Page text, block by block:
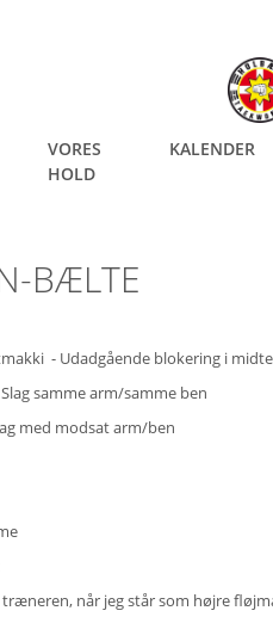
VORES
HOLD
KALENDER
BÆLTE
- Udadgående blokering i
samme arm/samme ben
med modsat arm/ben
når jeg står som højre